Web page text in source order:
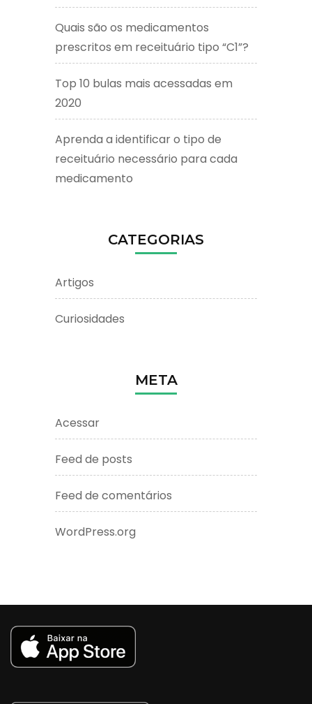
Quais são os medicamentos
prescritos em receituário tipo “C1”?
Top 10 bulas mais acessadas em
2020
Aprenda a identificar o tipo de
receituário necessário para cada
medicamento
CATEGORIAS
Artigos
Curiosidades
META
Acessar
Feed de posts
Feed de comentários
WordPress.org